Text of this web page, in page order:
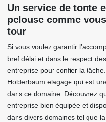
Un service de tonte
pelouse comme
tour
Si vous voulez garantir
bref délai et dans le respect
entreprise pour confier la
Holderbaum elagage qui est
dans ce domaine. Découvrez
entreprise bien équipée et
dans divers domaines tel que